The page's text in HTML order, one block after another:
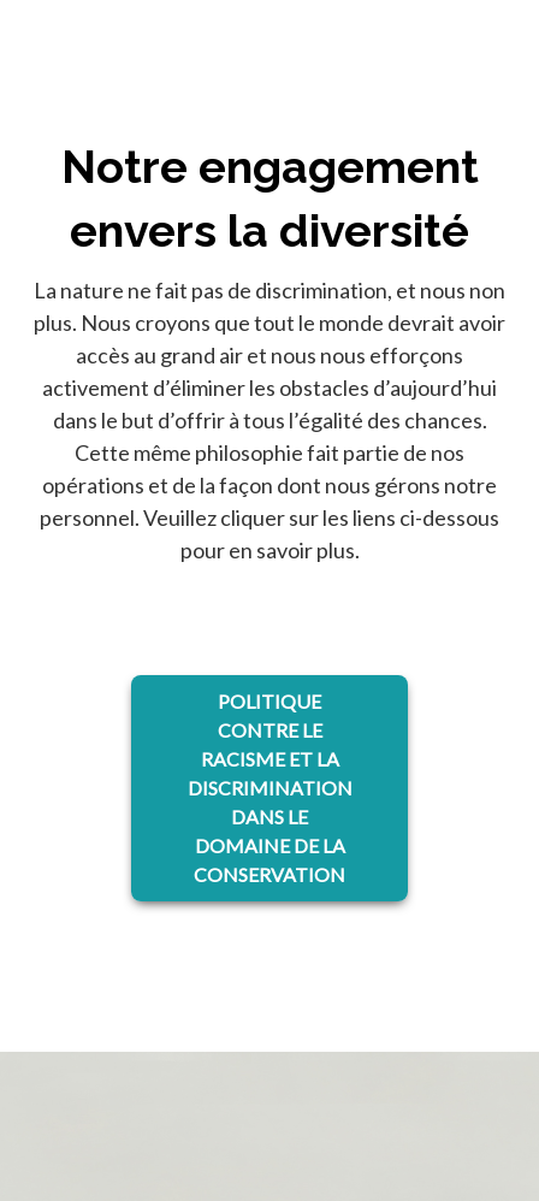
Notre engagement
envers la diversité
La nature ne fait pas de discrimination, et nous non
plus. Nous croyons que tout le monde devrait avoir
accès au grand air et nous nous efforçons
activement d’éliminer les obstacles d’aujourd’hui
dans le but d’offrir à tous l’égalité des chances.
Cette même philosophie fait partie de nos
opérations et de la façon dont nous gérons notre
personnel. Veuillez cliquer sur les liens ci-dessous
pour en savoir plus.
POLITIQUE
CONTRE LE
RACISME ET LA
DISCRIMINATION
DANS LE
DOMAINE DE LA
CONSERVATION